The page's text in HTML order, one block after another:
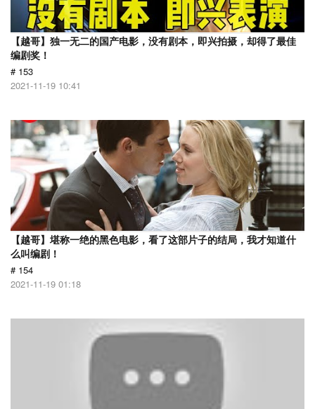
【越哥】独一无二的国产电影，没有剧本，即兴拍摄，却得了最佳
编剧奖！
# 153
2021-11-19 10:41
【越哥】堪称一绝的黑色电影，看了这部片子的结局，我才知道什
么叫编剧！
# 154
2021-11-19 01:18